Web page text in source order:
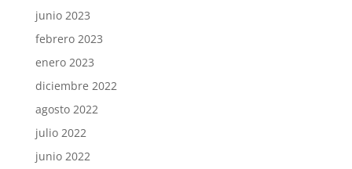
junio 2023
febrero 2023
enero 2023
diciembre 2022
agosto 2022
julio 2022
junio 2022